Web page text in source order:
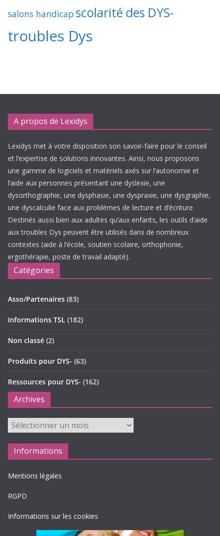
salons handicap scolarité des DYS-
troubles Dys
A propos de Lexidys
Lexidys met à votre disposition son savoir-faire pour le conseil
et l’expertise de solutions innovantes. Ainsi, nous proposons
une gamme de logiciels et matériels axés sur l’autonomie et
l’aide aux personnes présentant une dyslexie, une
dysorthographie, une dysphasie, une dyspraxie, une dysgraphie,
une dyscalculie face aux problèmes de lecture et d’écriture.
Destinés aussi bien aux adultes qu’aux enfants, les outils d’aide
aux troubles Dys peuvent être utilisés dans de nombreux
contextes (aide à l’école, soutien scolaire, orthophonie,
ergothérapie, poste de travail adapté).
Catégories
Asso/Partenaires (83)
Informations TSL (182)
Non classé (2)
Produits pour DYS- (63)
Ressources pour DYS- (162)
Archives
Archives
Informations
Mentions légales
RGPD
Informations sur les cookies